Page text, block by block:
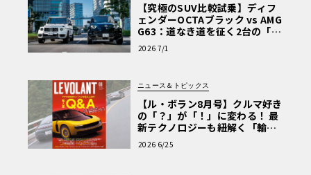
【究極のSUV比較試乗】ディフ
ェンダーOCTAブラック vs AMG
G63：道なき道を征く2台の「対
極的アプローチ」
2026 7/1
ニュース＆トピックス
【ル・ボラン8月号】クルマ好き
の「？」が「！」に変わる！ 最
新テクノロジーも紐解く「輸入
車Q&A」
2026 6/25